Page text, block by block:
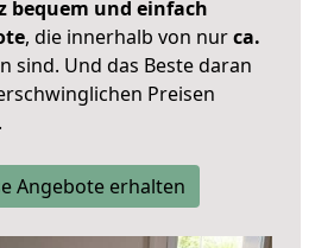
bequem und einfach
, die innerhalb von nurca.
sind. Und das Beste daran
Preisen
Angebote erhalten